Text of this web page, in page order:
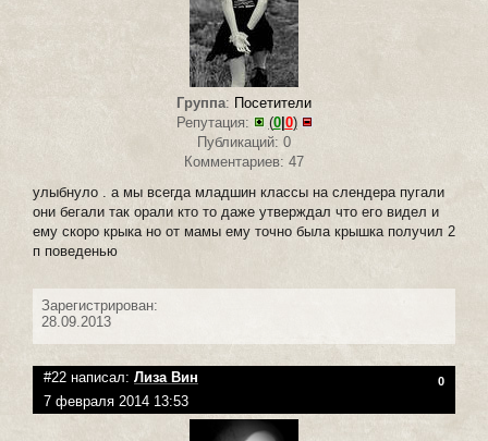
Группа: Посетители
Репутация:
(0| 0)
Публикаций: 0
Комментариев: 47
улыбнуло . а мы всегда младшин классы на слендера пугали
они бегали так орали кто то даже утверждал что его видел и
ему скоро крыка но от мамы ему точно была крышка получил 2
п поведенью
Зарегистрирован:
28.09.2013
#22 написал: Лиза Вин 0
7 февраля 2014 13:53